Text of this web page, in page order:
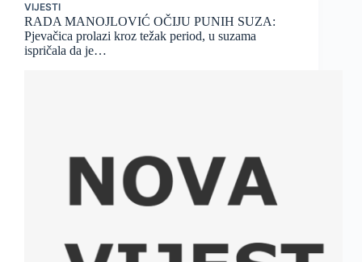
VIJESTI
RADA MANOJLOVIĆ OČIJU PUNIH SUZA:
Pjevačica prolazi kroz težak period, u suzama
ispričala da je…